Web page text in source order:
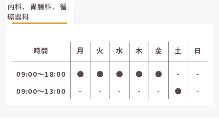
内科、胃腸科、循
環器科
時間 月 火 水 木 金 土 日
09:00〜18:00 ● ● ● ● ● -
-
09:00〜13:00
- - - - - ● -